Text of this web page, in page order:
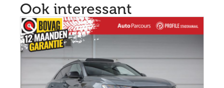
Ook interessant